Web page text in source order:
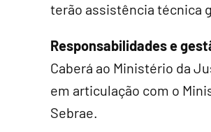
terão assistência técnica
Responsabilidades e
Caberá ao Ministério da
em articulação com o
Sebrae.